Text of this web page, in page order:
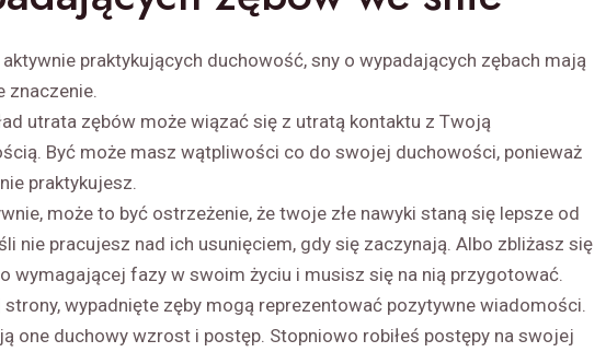
aktywnie praktykujących duchowość, sny o wypadających zębach mają
znaczenie.
utrata zębów może wiązać się z utratą kontaktu z Twoją
Być może masz wątpliwości co do swojej duchowości, ponieważ
praktykujesz.
może to być ostrzeżenie, że twoje złe nawyki staną się lepsze od
nie pracujesz nad ich usunięciem, gdy się zaczynają. Albo zbliżasz się
wymagającej fazy w swoim życiu i musisz się na nią przygotować.
wypadnięte zęby mogą reprezentować pozytywne wiadomości.
one duchowy wzrost i postęp. Stopniowo robiłeś postępy na swojej